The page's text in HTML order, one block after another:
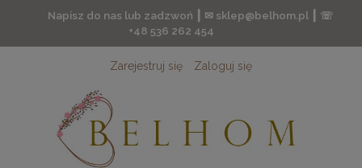
Napisz do nas lub zadzwoń ┃ ✉ sklep@belhom.pl ┃ ☏
+48 536 262 454
Zarejestruj się Zaloguj się